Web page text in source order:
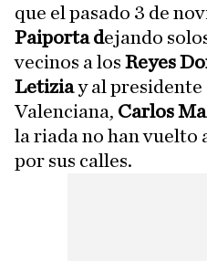
que el pasado 3 de
Paiporta dejando
vecinos a los Reyes
Letiziay al presidente
Valenciana, Carlos
la riada no han vuelto
por sus calles.